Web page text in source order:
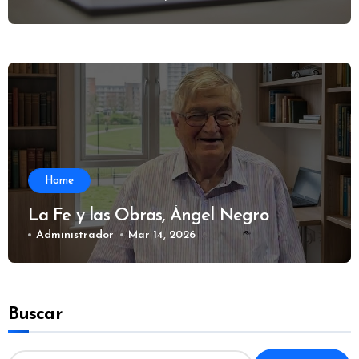
Home
La Fe y las Obras, Ángel Negro
Administrador Mar 14, 2026
Buscar